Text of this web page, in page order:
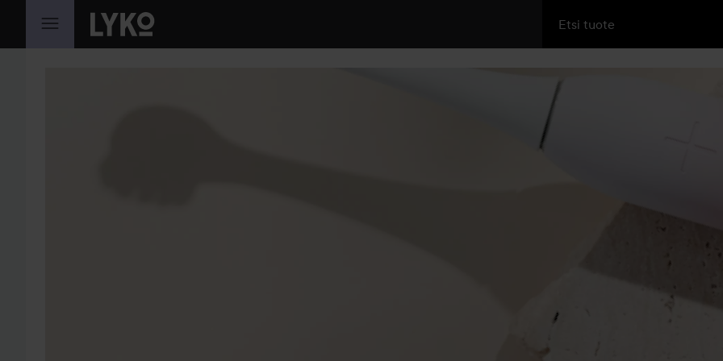
SIIRTYÄ JHK SISÄLTÖÖN